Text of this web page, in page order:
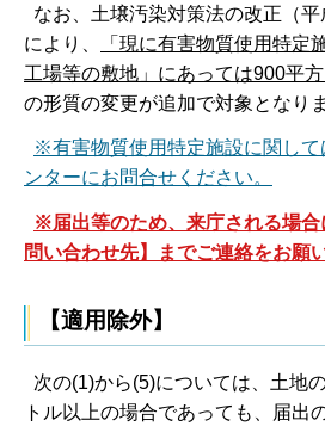
なお、土壌汚染対策法の改正（平
により、
「 現に有害物質使用特定
工場等の敷地」にあっては900平
の形質の変更が追加で対象となり
※有害物質使用特定施設に関して
ンターにお問合せください。
※届出等のため、来庁される場
問い合わせ先】までご連絡をお願
【適用除外】
次の(1)から(5)については、土地
トル以上の場合であっても、届出